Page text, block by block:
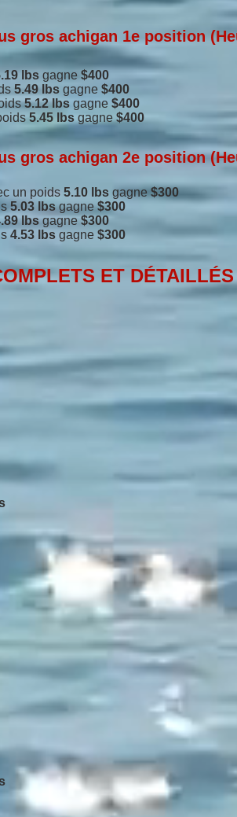
gros achigan 1e position
lbs gagne $400
5.49 lbs gagne $400
5.12 lbs gagne $400
5.45 lbs gagne $400
gros achigan 2e position
un poids 5.10 lbs gagne $300
5.03 lbsgagne$300
lbsgagne $300
4.53 lbs gagne $300
ET DÉTAILLÉS